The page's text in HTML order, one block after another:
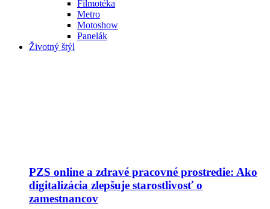
Filmotéka
Metro
Motoshow
Panelák
Životný štýl
PZS online a zdravé pracovné prostredie: Ako
digitalizácia zlepšuje starostlivosť o
zamestnancov